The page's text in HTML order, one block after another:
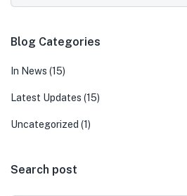
Blog Categories
In News (15)
Latest Updates (15)
Uncategorized (1)
Search post